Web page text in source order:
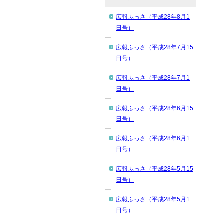
広報ふっさ（平成28年8月1
日号）
広報ふっさ（平成28年7月15
日号）
広報ふっさ（平成28年7月1
日号）
広報ふっさ（平成28年6月15
日号）
広報ふっさ（平成28年6月1
日号）
広報ふっさ（平成28年5月15
日号）
広報ふっさ（平成28年5月1
日号）